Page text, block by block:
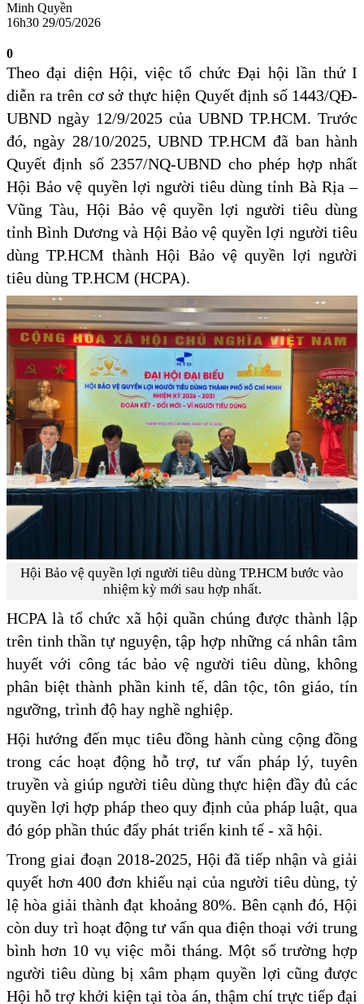
Minh Quyền
16h30 29/05/2026
0
Theo đại diện Hội, việc tổ chức Đại hội lần thứ I
diễn ra trên cơ sở thực hiện Quyết định số 1443/QĐ-
UBND ngày 12/9/2025 của UBND TP.HCM. Trước
đó, ngày 28/10/2025, UBND TP.HCM đã ban hành
Quyết định số 2357/NQ-UBND cho phép hợp nhất
Hội Bảo vệ quyền lợi người tiêu dùng tỉnh Bà Rịa –
Vũng Tàu, Hội Bảo vệ quyền lợi người tiêu dùng
tỉnh Bình Dương và Hội Bảo vệ quyền lợi người tiêu
dùng TP.HCM thành Hội Bảo vệ quyền lợi người
tiêu dùng TP.HCM (HCPA).
Hội Bảo vệ quyền lợi người tiêu dùng TP.HCM bước vào
nhiệm kỳ mới sau hợp nhất.
HCPA là tổ chức xã hội quần chúng được thành lập
trên tinh thần tự nguyện, tập hợp những cá nhân tâm
huyết với công tác bảo vệ người tiêu dùng, không
phân biệt thành phần kinh tế, dân tộc, tôn giáo, tín
ngưỡng, trình độ hay nghề nghiệp.
Hội hướng đến mục tiêu đồng hành cùng cộng đồng
trong các hoạt động hỗ trợ, tư vấn pháp lý, tuyên
truyền và giúp người tiêu dùng thực hiện đầy đủ các
quyền lợi hợp pháp theo quy định của pháp luật, qua
đó góp phần thúc đẩy phát triển kinh tế - xã hội.
Trong giai đoạn 2018-2025, Hội đã tiếp nhận và giải
quyết hơn 400 đơn khiếu nại của người tiêu dùng, tỷ
lệ hòa giải thành đạt khoảng 80%. Bên cạnh đó, Hội
còn duy trì hoạt động tư vấn qua điện thoại với trung
bình hơn 10 vụ việc mỗi tháng. Một số trường hợp
người tiêu dùng bị xâm phạm quyền lợi cũng được
Hội hỗ trợ khởi kiện tại tòa án, thậm chí trực tiếp đại